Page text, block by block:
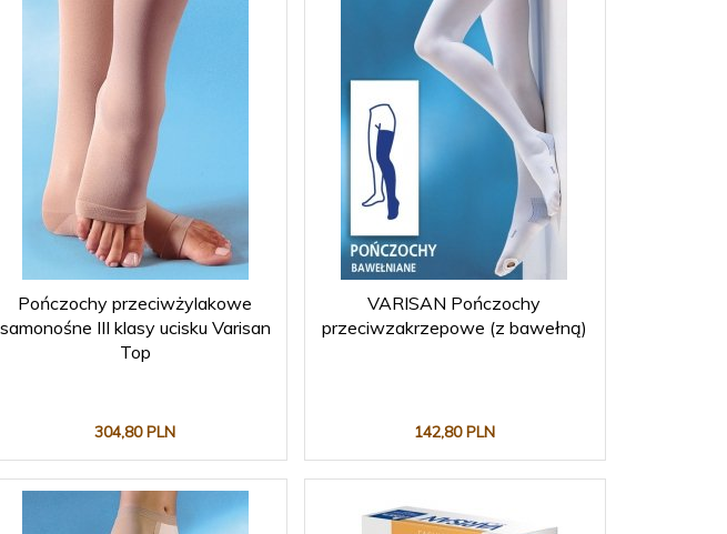
Pończochy przeciwżylakowe
samonośne III klasy ucisku Varisan
Top
304,80 PLN
VARISAN Pończochy
przeciwzakrzepowe (z bawełną)
142,80 PLN